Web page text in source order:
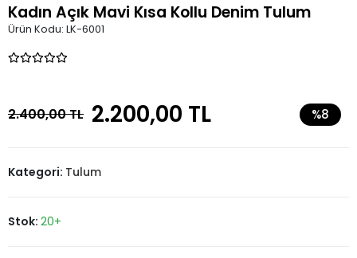
Kadın Açık Mavi Kısa Kollu Denim Tulum
Ürün Kodu: LK-6001
2.400,00 TL 2.200,00 TL %8
Kategori: Tulum
Stok: 20+